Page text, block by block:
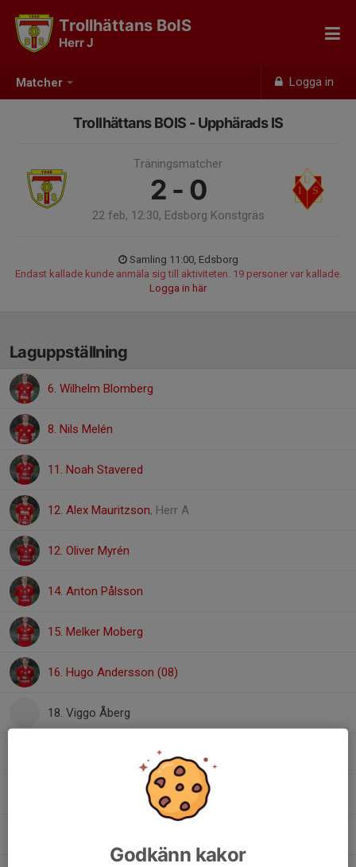
Matcher Logga in
Trollhättans BoIS
Herr J
Trollhättans BOIS - Upphärads IS
Träningsmatcher
2 - 0
22 feb, 12:30, Edsborg Konstgräs
Samling 11:00, Edsborg
Endast kallade kunde anmäla sig till aktiviteten. 19 personer var kallade.
Logga in här
Laguppställning
6. Wilhelm Blomberg
8. Nils Melén
11. Noah Stavered
12. Alex Mauritzson, Herr A
12. Oliver Myrén
14. Anton Pålsson
15. Melker Moberg
16. Hugo Andersson (08)
18. Viggo Åberg
26. Theo Frendberg
Godkänn kakor